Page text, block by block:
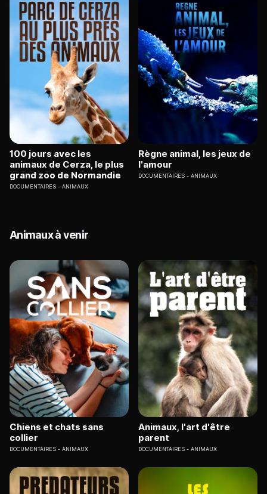
100 jours avec les
animaux de Cerza, le plus
grand zoo de Normandie
DOCUMENTAIRES ANIMAUX
Règne animal, les jeux de
l'amour
DOCUMENTAIRES ANIMAUX
Animaux à venir
Chiens et chats sans
collier
DOCUMENTAIRES ANIMAUX
Animaux, l'art d'être
parent
DOCUMENTAIRES ANIMAUX